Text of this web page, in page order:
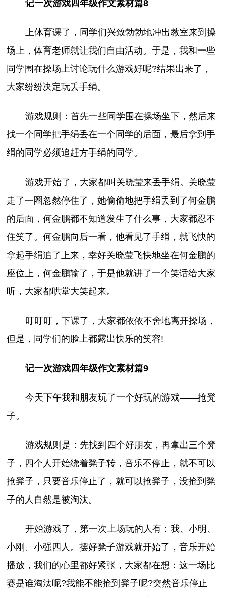
记一次游戏四年级作文素材篇8
上体育课了，同学们兴致勃勃地冲出教室来到操
场上，体育老师就让我们自由活动。于是，我和一些
同学围在操场上讨论玩什么游戏好呢?结果出来了，
大家纷纷决定玩丢手绢。
游戏规则：首先一些同学围在操场坐下，然后来
找一个同学把手绢丢在一个同学的后面，最后拿到手
绢的同学必须追赶方手绢的同学。
游戏开始了，大家都叫关晓莹来丢手绢。关晓莹
走了一圈忽然停住了，她偷偷地把手绢丢到了何金鹏
的后面，何金鹏都不知道发生了什么事，大家都忍不
住笑了。何金鹏向后一看，他看见了手绢，就飞快的
拿起手绢追了上来，幸好关晓莹飞快地坐在何金鹏的
座位上，何金鹏输了，于是他就讲了一个笑话给大家
听，大家都哄堂大笑起来。
叮叮叮，下课了，大家都依依不舍地离开操场，
但是，同学们的脸上都露出快乐的笑容!
记一次游戏四年级作文素材篇9
今天下午我和朋友玩了一个好玩的游戏——抢凳
子。
游戏规则是：先找到四个好朋友，再拿出三个凳
子，四个人开始绕着凳子转，音乐不停止，就不可以
抢凳子，只要音乐停止了，就可以抢凳子，没抢到凳
子的人自然是被淘汰。
开始游戏了，第一次上场玩的人有：我、小明、
小刚、小强四人。摆好凳子游戏就开始了，音乐开始
播放，我们的心里都好紧张，大家都在想：这一场比
赛是谁淘汰呢?我能不能抢到凳子呢?突然音乐停止